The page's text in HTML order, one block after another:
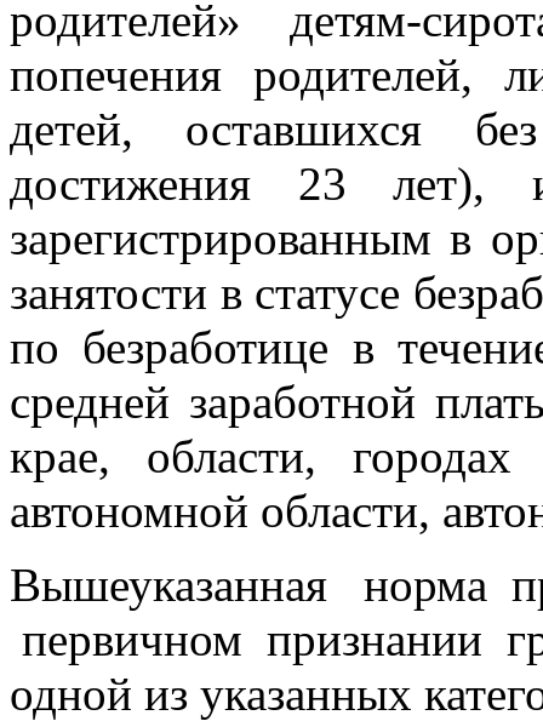
родителей» детям-
попечения родителей,
детей, оставшихся
достижения 23
зарегистрированным в
занятости в статусе
по безработице в
средней заработной
крае, области,
автономной области,
Вышеуказанная норма
первичном признании
одной из указанных